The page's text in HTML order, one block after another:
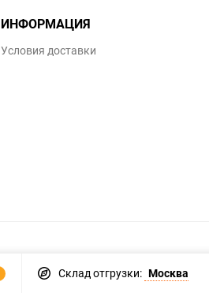
ИНФОРМАЦИЯ
Условия доставки
Склад отгрузки: Москва